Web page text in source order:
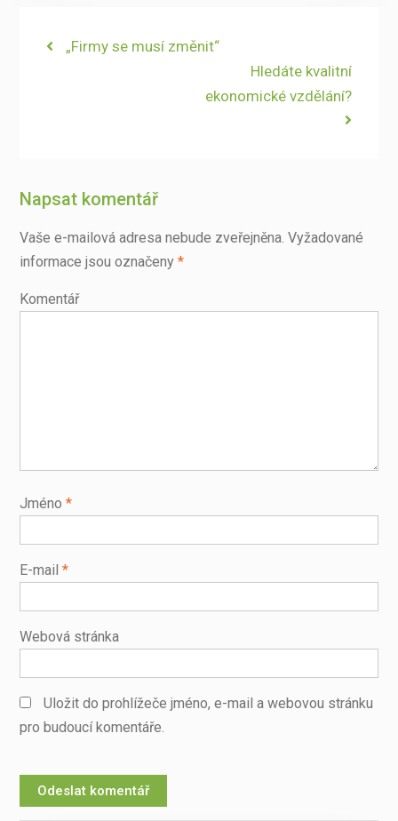
Navigace
Previous
„Firmy se musí změnit“
Next
post:
Hledáte kvalitní
ekonomické vzdělání?
Napsat komentář
Vaše e-mailová adresa nebude zveřejněna. Vyžadované
informace jsou označeny *
Komentář
Jméno *
E-mail *
Webová stránka
Uložit do prohlížeče jméno, e-mail a webovou stránku
pro budoucí komentáře.